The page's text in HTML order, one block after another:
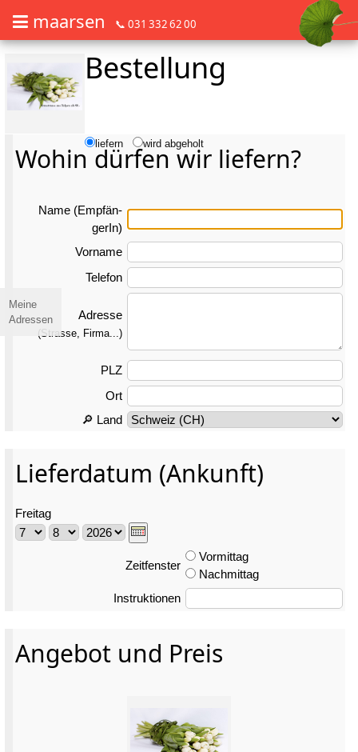
Barrierefrei Blumen bestellen mit Screenreader oder Brailliezeile,
maarsen 📞 031 332 62 00
Barrierefrei Blumen bestellen mit Screenreader oder Brailliezeile,
Bestellung
Wohin dürfen wir liefern?
Name (Emp­fän­
gerIn)
Vorname
Telefon
Adresse
(Strasse, Firma...)
PLZ
Ort
🔎 Land
Lieferdatum (Ankunft)
Freitag
Zeitfenster
Vormittag
Nachmittag
Instruktionen
Angebot und Preis
liefern wird abgeholt
Meine
Adressen